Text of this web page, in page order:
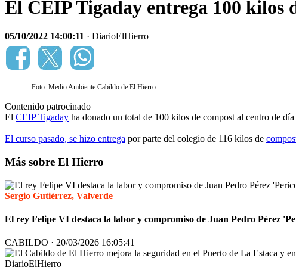
El CEIP Tigaday entrega 100 kilos
05/10/2022 14:00:11 · DiarioElHierro
Foto: Medio Ambiente Cabildo de El Hierro.
Contenido patrocinado
El CEIP Tigaday ha donado un total de 100 kilos de compost al centro de
El curso pasado, se hizo entrega por parte del colegio de 116 kilos de
Más sobre El Hierro
Sergio Gutiérrez, Valverde
El rey Felipe VI destaca la labor y compromiso de Juan Pedro Pérez
CABILDO · 20/03/2026 16:05:41
DiarioElHierro